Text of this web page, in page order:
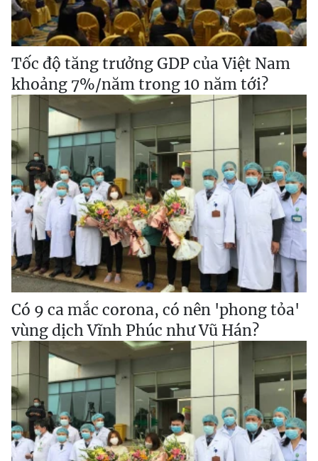
Tốc độ tăng trưởng GDP của Việt Nam
khoảng 7%/năm trong 10 năm tới?
Có 9 ca mắc corona, có nên 'phong tỏa'
vùng dịch Vĩnh Phúc như Vũ Hán?